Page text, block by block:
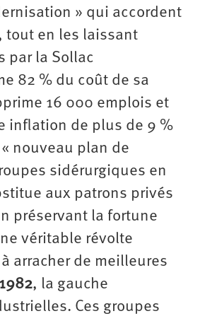
» qui accordent
tout en les laissant
par la Sollac
82 % du coût de sa
16 000 emplois et
inflation de plus de 9 %
nouveau plan de
sidérurgiques en
aux patrons privés
préservant la fortune
véritable révolte
arracher de meilleures
, la gauche
Ces groupes